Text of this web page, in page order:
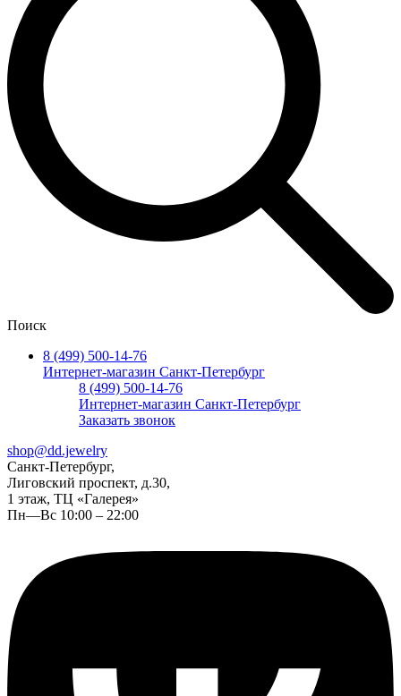
Поиск
8 (499) 500-14-76
Интернет-магазин Санкт-Петербург
8 (499) 500-14-76
Интернет-магазин Санкт-Петербург
Заказать звонок
shop@dd.jewelry
Санкт-Петербург,
Лиговский проспект, д.30,
1 этаж, ТЦ «Галерея»
Пн—Вс 10:00 – 22:00